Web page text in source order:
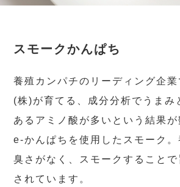
スモークかんぱち
養殖カンパチのリーディング企
(株)が育てる、成分分析でうまみ
あるアミノ酸が多いという結果
e-かんぱちを使用したスモーク。
臭さがなく、スモークすること
されています。